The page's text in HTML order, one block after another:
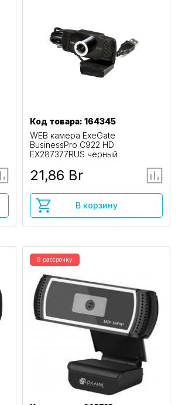
Код товара: 164345
WEB камера ExeGate
BusinessPro C922 HD
EX287377RUS черный
21,86 Br
В корзину
В рассрочку